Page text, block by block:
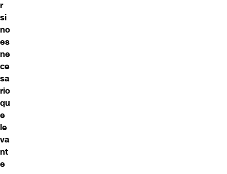
r
si
no
es
ne
ce
sa
rio
qu
e
le
va
nt
e